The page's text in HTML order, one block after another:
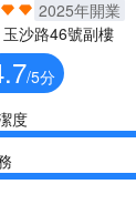
2025年開業
玉沙路46號副樓
/5分
度